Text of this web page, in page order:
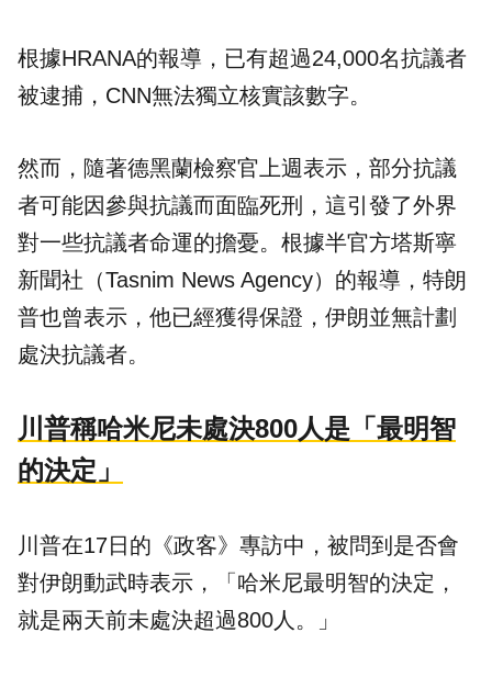
根據HRANA的報導，已有超過24,000名抗議者
被逮捕，CNN無法獨立核實該數字。
然而，隨著德黑蘭檢察官上週表示，部分抗議
者可能因參與抗議而面臨死刑，這引發了外界
對一些抗議者命運的擔憂。根據半官方塔斯寧
新聞社（Tasnim News Agency）的報導，特朗
普也曾表示，他已經獲得保證，伊朗並無計劃
處決抗議者。
川普稱哈米尼未處決800人是「最明智
的決定」
川普在17日的《政客》專訪中，被問到是否會
對伊朗動武時表示，「哈米尼最明智的決定，
就是兩天前未處決超過800人。」